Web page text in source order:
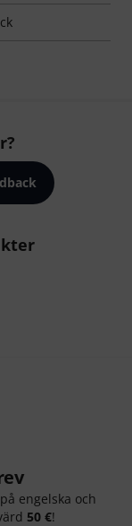
engelska och
50 €!